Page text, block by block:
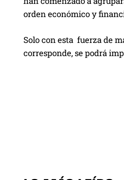
orden económico y
Solo con esta fuerza de
corresponde, se podrá